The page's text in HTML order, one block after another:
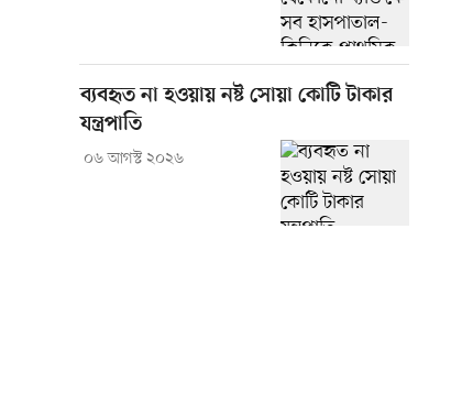
ব্যবহৃত না হওয়ায় নষ্ট সোয়া কোটি টাকার
যন্ত্রপাতি
০৬ আগস্ট ২০২৬